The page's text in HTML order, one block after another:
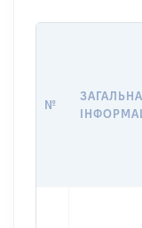
№
ЗАГАЛЬНА